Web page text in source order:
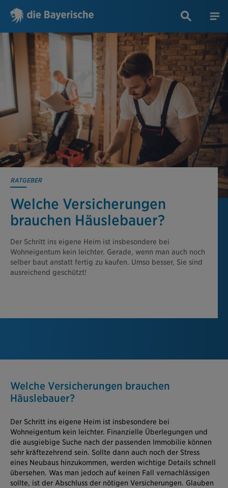
RATGEBER
Welche Versicherungen
brauchen Häuslebauer?
Der Schritt ins eigene Heim ist insbesondere bei
Wohneigentum kein leichter. Gerade, wenn man auch noch
selber baut anstatt fertig zu kaufen. Umso besser, Sie sind
ausreichend geschützt!
Welche Versicherungen brauchen
Häuslebauer?
Der Schritt ins eigene Heim ist insbesondere bei
Wohneigentum kein leichter. Finanzielle Überlegungen und
die ausgiebige Suche nach der passenden Immobilie können
sehr kräftezehrend sein. Sollte dann auch noch der Stress
eines Neubaus hinzukommen, werden wichtige Details schnell
übersehen. Was man jedoch auf keinen Fall vernachlässigen
sollte, ist der Abschluss der nötigen Versicherungen. Glauben